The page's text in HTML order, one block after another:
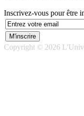
Inscrivez-vous pour être
Copyright © 2026